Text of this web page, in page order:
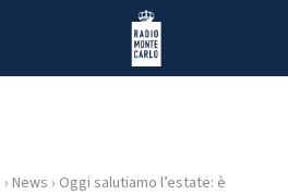
Radio Monte Carlo
› News › Oggi salutiamo l’estate: è